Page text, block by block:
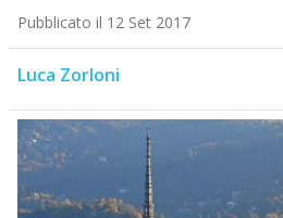
Pubblicato il 12 Set 2017
Luca Zorloni